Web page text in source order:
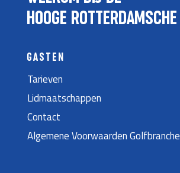
HOOGE ROTTERDAMSCHE
GASTEN
Tarieven
Lidmaatschappen
Contact
Algemene Voorwaarden Golfbranche